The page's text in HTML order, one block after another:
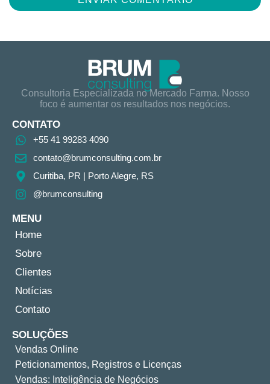
Consultoria Especializada no Mercado Farma. Nosso
foco é aumentar os resultados nos negócios.
CONTATO
+55 41 99283 4090
contato@brumconsulting.com.br​
Curitiba, PR​ | Porto Alegre, RS
@brumconsulting
MENU
Home
Sobre
Clientes
Notícias
Contato
SOLUÇÕES
Vendas Online
Peticionamentos, Registros e Licenças
Vendas: Inteligência de Negócios